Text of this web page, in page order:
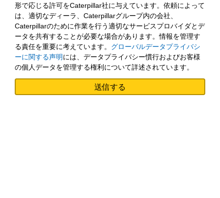
形で応じる許可をCaterpillar社に与えています。依頼によって
は、適切なディーラ、Caterpillarグループ内の会社、
Caterpillarのために作業を行う適切なサービスプロバイダとデ
ータを共有することが必要な場合があります。情報を管理す
る責任を重要に考えています。 グローバルデータプライバシ
ーに関する声明には、データプライバシー慣行およびお客様
の個人データを管理する権利について詳述されています。